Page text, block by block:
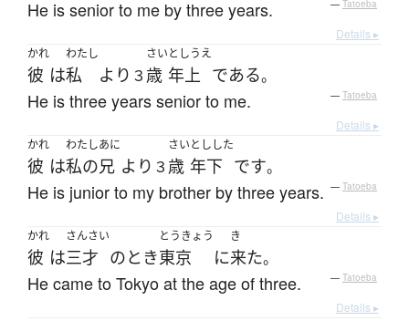
He is senior to me by three years. — Tatoeba
Details ▸
かれ
彼 は
わたし
私 より ３
さい
歳
としうえ
年上 である。
He is three years senior to me. — Tatoeba
Details ▸
かれ
彼 は
わたし
私の
あに
兄 より ３
さい
歳
としした
年下 です。
He is junior to my brother by three years. — Tatoeba
Details ▸
かれ
彼 は
さんさい
三才 のとき
とうきょう
東京 に
き
来た。
He came to Tokyo at the age of three. — Tatoeba
Details ▸